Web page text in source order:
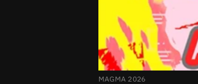
MAGMA 2026